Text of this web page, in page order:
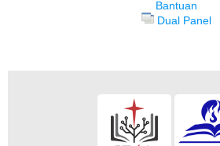
Bantuan
Dual Panel